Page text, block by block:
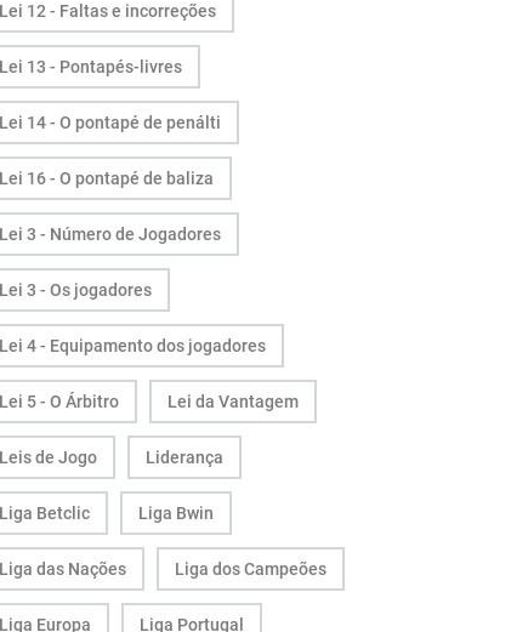
Lei 12 - Faltas e incorreções
Lei 13 - Pontapés-livres
Lei 14 - O pontapé de penálti
Lei 16 - O pontapé de baliza
Lei 3 - Número de Jogadores
Lei 3 - Os jogadores
Lei 4 - Equipamento dos jogadores
Lei 5 - O Árbitro Lei da Vantagem
Leis de Jogo Liderança
Liga Betclic Liga Bwin
Liga das Nações Liga dos Campeões
Liga Europa Liga Portugal